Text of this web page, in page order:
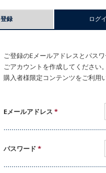
登録 ログ
ご登録のEメールアドレスとパス
ごアカウントを作成してくださ
購入者様限定コンテンツをご利用
Eメールアドレス*
パスワード*